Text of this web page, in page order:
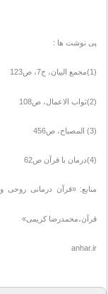
پی نوشت ها :
(1)مجمع البیان، ج7، ص123
(2)ثواب الاعمال، ص108
(3) المصباح، ص456
(4)درمان با قرآن ص62
منابع: «قرآن درمانی
قرآن،محمدرضا كریمی»
anhar.ir